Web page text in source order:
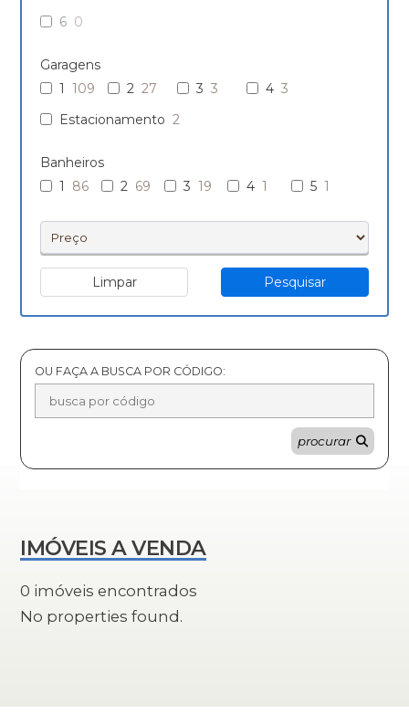
6 0
Garagens
1 109 2 27 3 3 4 3
Estacionamento 2
Banheiros
1
86 2 69 3 19 4 1 5 1
Pesquisar
Limpar
OU FAÇA A BUSCA POR CÓDIGO:
procurar
IMÓVEIS A VENDA
0 imóveis encontrados
No properties found.